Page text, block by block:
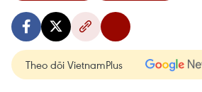
Theo dõi VietnamPlus